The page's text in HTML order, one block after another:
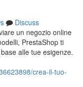
Discuss
un negozio online
PrestaShop ti
alle tue esigenze.
crea-il-tuo-